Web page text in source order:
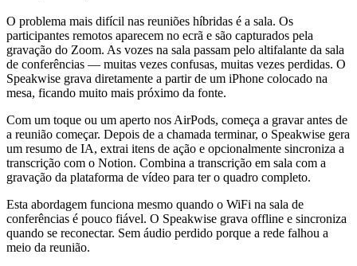
O problema mais difícil nas reuniões híbridas é a sala. Os
participantes remotos aparecem no ecrã e são capturados pela
gravação do Zoom. As vozes na sala passam pelo altifalante da sala
de conferências — muitas vezes confusas, muitas vezes perdidas. O
Speakwise grava diretamente a partir de um iPhone colocado na
mesa, ficando muito mais próximo da fonte.
Com um toque ou um aperto nos AirPods, começa a gravar antes de
a reunião começar. Depois de a chamada terminar, o Speakwise gera
um resumo de IA, extrai itens de ação e opcionalmente sincroniza a
transcrição com o Notion. Combina a transcrição em sala com a
gravação da plataforma de vídeo para ter o quadro completo.
Esta abordagem funciona mesmo quando o WiFi na sala de
conferências é pouco fiável. O Speakwise grava offline e sincroniza
quando se reconectar. Sem áudio perdido porque a rede falhou a
meio da reunião.